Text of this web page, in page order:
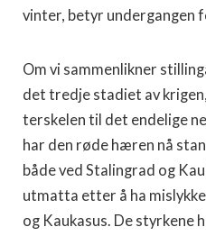
vinter, betyr undergangen
Om vi sammenlikner
det tredje sta­diet av
terskelen til det endelige
har den røde hæren nå
både ved Stalingrad og
utmatta etter å ha
og Kaukasus. De styrkene